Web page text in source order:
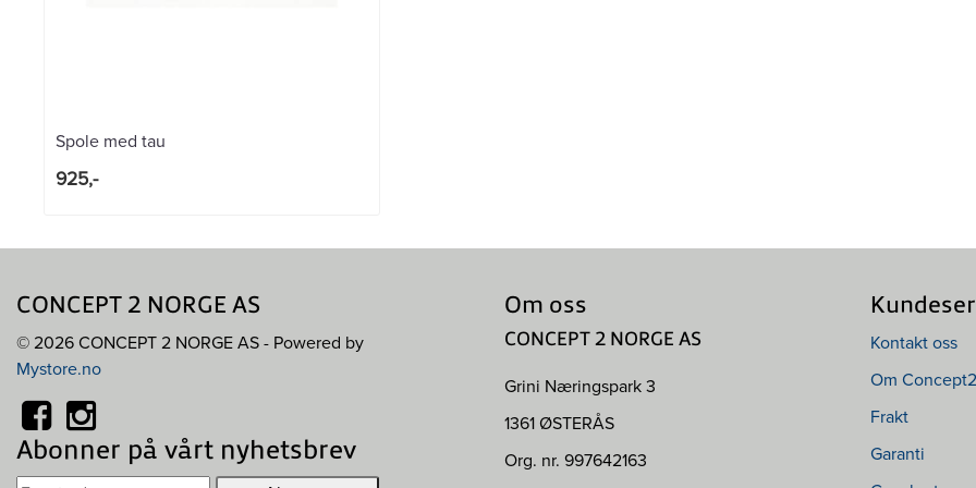
Spole med tau
925,-
CONCEPT 2 NORGE AS
© 2026 CONCEPT 2 NORGE AS - Powered by
Mystore.no
Abonner på vårt nyhetsbrev
Om oss
CONCEPT 2 NORGE AS
Grini Næringspark 3
1361 ØSTERÅS
Org. nr. 997642163
Kontakt oss
Om Concept2
Frakt
Garanti